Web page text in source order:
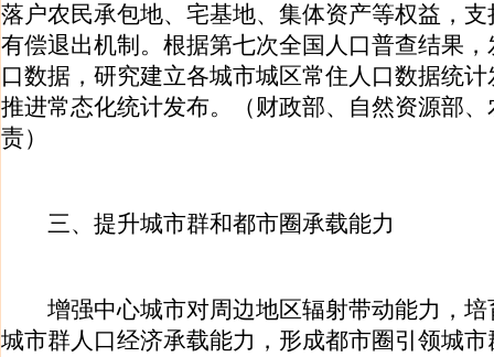
落户农民承包地、宅基地、集体资产等权益，
有偿退出机制。根据第七次全国人口普查结果
口数据，研究建立各城市城区常住人口数据统
推进常态化统计发布。（财政部、自然资源部
责）
三、提升城市群和都市圈承载能力
增强中心城市对周边地区辐射带动能力，培
城市群人口经济承载能力，形成都市圈引领城